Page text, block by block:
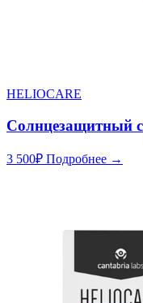
HELIOCARE
Солнцезащитный
3 500₽ Подробнее →